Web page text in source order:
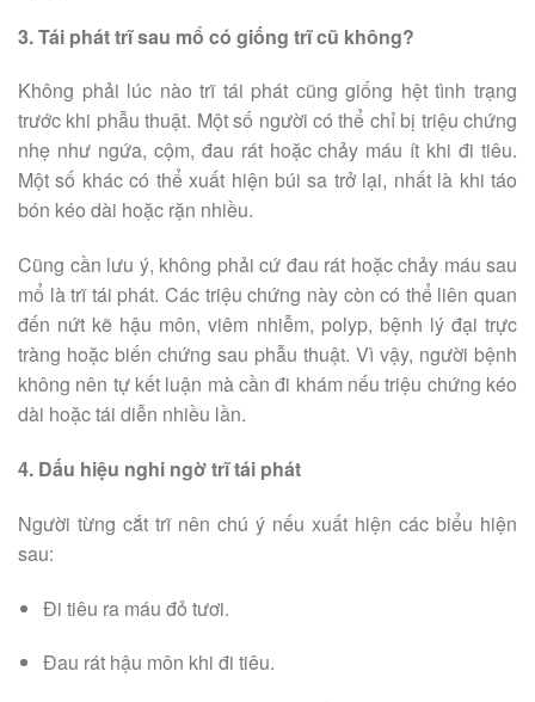
3. Tái phát trĩ sau mổ có giống trĩ cũ không?
Không phải lúc nào trĩ tái phát cũng giống hệt tình trạng
trước khi phẫu thuật. Một số người có thể chỉ bị triệu chứng
nhẹ như ngứa, cộm, đau rát hoặc chảy máu ít khi đi tiêu.
Một số khác có thể xuất hiện búi sa trở lại, nhất là khi táo
bón kéo dài hoặc rặn nhiều.
Cũng cần lưu ý, không phải cứ đau rát hoặc chảy máu sau
mổ là trĩ tái phát. Các triệu chứng này còn có thể liên quan
đến nứt kẽ hậu môn, viêm nhiễm, polyp, bệnh lý đại trực
tràng hoặc biến chứng sau phẫu thuật. Vì vậy, người bệnh
không nên tự kết luận mà cần đi khám nếu triệu chứng kéo
dài hoặc tái diễn nhiều lần.
4. Dấu hiệu nghi ngờ trĩ tái phát
Người từng cắt trĩ nên chú ý nếu xuất hiện các biểu hiện
sau:
Đi tiêu ra máu đỏ tươi.
Đau rát hậu môn khi đi tiêu.